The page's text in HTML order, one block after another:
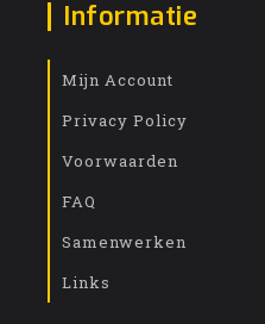
Informatie
Mijn Account
Privacy Policy
Voorwaarden
FAQ
Samenwerken
Links